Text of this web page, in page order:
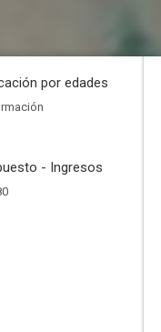
por edades
- Ingresos